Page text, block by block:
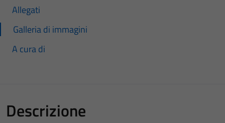
Allegati
Galleria di immagini
A cura di
Descrizione